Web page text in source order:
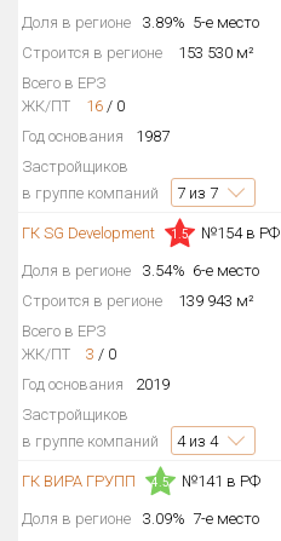
Блокированных домов
Квартир, апартаментов,
блоков в БД
Доля в регионе 3.89% 5-е место
Строится в регионе
153 530 м²
Всего в ЕРЗ
ЖК/ПТ
16 / 0
Год основания
1987
Застройщиков
в группе компаний
7 из 7
ГК SG Development 1.5 №154 в РФ
Доля в регионе 3.54% 6-е место
Строится в регионе
139 943 м²
Всего в ЕРЗ
ЖК/ПТ
3 / 0
Год основания
2019
Застройщиков
в группе компаний
4из 4
ГК ВИРА ГРУПП 4.5 №141 в РФ
Доля в регионе 3.09% 7-е место